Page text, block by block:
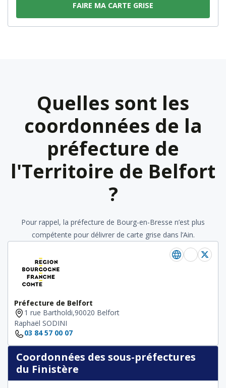
FAIRE MA CARTE GRISE
Quelles sont les
coordonnées de la
préfecture de
l'Territoire de Belfort
?
Pour rappel, la préfecture de Bourg-en-Bresse n’est plus
compétente pour délivrer de carte grise dans l’Ain.
Préfecture de Belfort
1 rue Bartholdi,90020 Belfort
Raphaël SODINI
03 84 57 00 07
Coordonnées des sous-préfectures
du Finistère